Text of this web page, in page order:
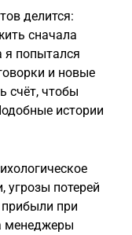
делится:
сначала
я попытался
и новые
счёт, чтобы
истории
угрозы потерей
при
менеджеры